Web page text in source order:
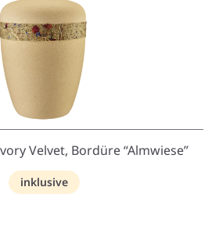
Velvet, Bordüre “Almwiese”
inklusive